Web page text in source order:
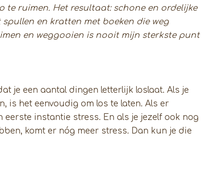
te ruimen. Het resultaat: schone en ordelijke
en kratten met boeken die weg
en weggooien is nooit mijn sterkste punt
je een aantal dingen letterlijk loslaat. Als je
is het eenvoudig om los te laten. Als er
eerste instantie stress. En als je jezelf ook nog
komt er nóg meer stress. Dan kun je die